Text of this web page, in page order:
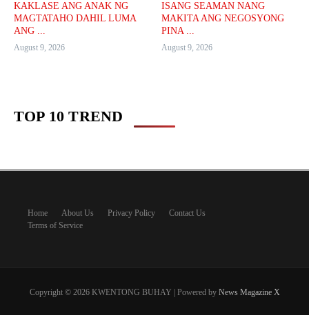
KAKLASE ANG ANAK NG
MAGTATAHO DAHIL LUMA
ANG ...
August 9, 2026
ISANG SEAMAN NANG
MAKITA ANG NEGOSYONG
PINA ...
August 9, 2026
TOP 10 TREND
Home About Us Privacy Policy
Contact Us
Terms of Service
Copyright © 2026 KWENTONG BUHAY | Powered by News Magazine X